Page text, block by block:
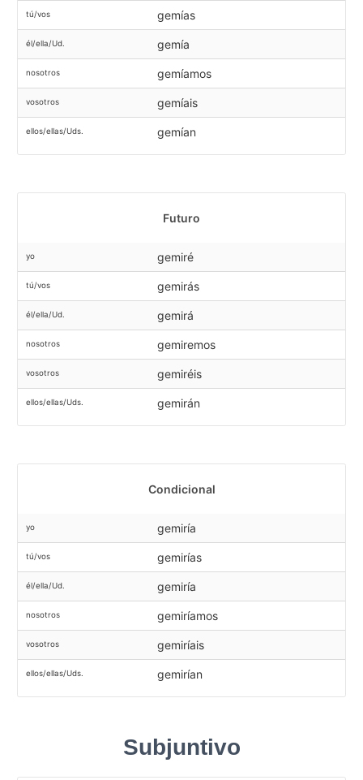
tú/vos gemías
él/ella/Ud. gemía
nosotros gemíamos
vosotros gemíais
ellos/ellas/Uds. gemían
Futuro
yo gemiré
tú/vos gemirás
él/ella/Ud. gemirá
nosotros gemiremos
vosotros gemiréis
ellos/ellas/Uds. gemirán
Condicional
yo gemiría
tú/vos gemirías
él/ella/Ud. gemiría
nosotros gemiríamos
vosotros gemiríais
ellos/ellas/Uds. gemirían
Subjuntivo